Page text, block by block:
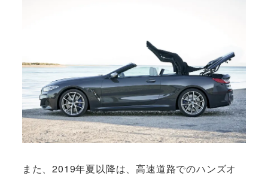
また、2019年夏以降は、高速道路でのハンズオ